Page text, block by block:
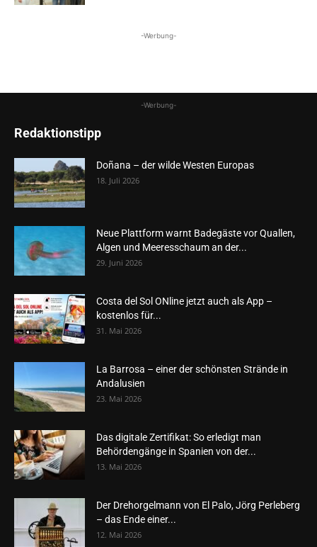
-Werbung-
-Werbung-
Redaktionstipp
Doñana – der wilde Westen Europas
18. Juli 2026
Neue Plattform warnt Badegäste vor Quallen,
Algen und Meeresschaum an der...
29. Juni 2026
Costa del Sol ONline jetzt auch als App –
kostenlos für...
31. Mai 2026
La Barrosa – einer der schönsten Strände in
Andalusien
23. Mai 2026
Das digitale Zertifikat: So erledigt man
Behördengänge in Spanien von der...
13. Mai 2026
Der Drehorgelmann von El Palo, Jörg Perleberg
– das Ende einer...
12. Mai 2026